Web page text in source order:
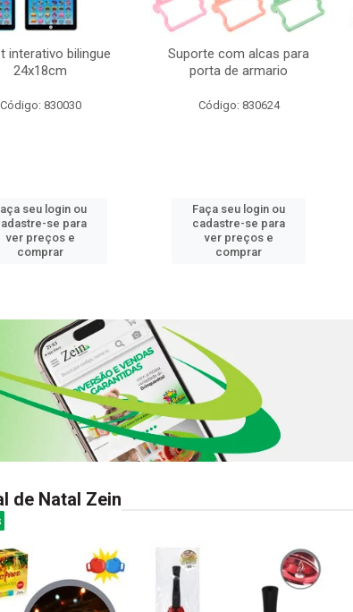
interativo bilingue
24x18cm
Código: 830030
seu login ou
se para
ver preços e
comprar
Suporte com alcas para
porta de armario
Código: 830624
Faça seu login ou
cadastre-se para
ver preços e
comprar
de Natal Zein